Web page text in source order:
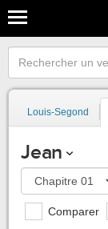
Louis-Segond
Jean
Comparer